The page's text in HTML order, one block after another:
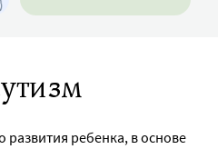
развития ребенка, в основе